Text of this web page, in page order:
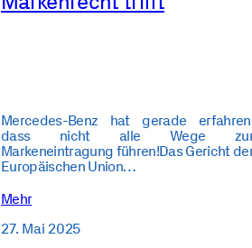
Mercedes-Benz hat gerade
dass nicht alle Wege
Markeneintragung führen!Das Gericht
Europäischen Union…
Mehr
27. Mai 2025